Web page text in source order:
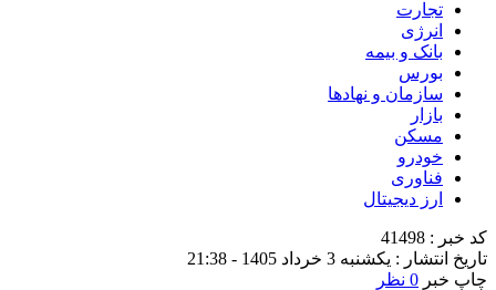
تجارت
انرژی
بانک و بیمه
بورس
سازمان و نهادها
بازار
مسکن
خودرو
فناوری
ارز دیجیتال
کد خبر : 41498
تاریخ انتشار : یکشنبه 3 خرداد 1405 - 21:38
چاپ خبر 0 نظر